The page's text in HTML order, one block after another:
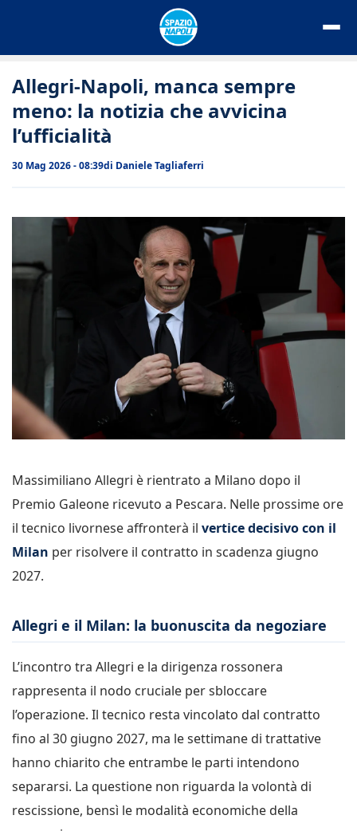
Allegri-Napoli, manca sempre
meno: la notizia che avvicina
l’ufficialità
30 Mag 2026 - 08:39di Daniele Tagliaferri
Massimiliano Allegri è rientrato a Milano dopo il
Premio Galeone ricevuto a Pescara. Nelle prossime ore
il tecnico livornese affronterà il vertice decisivo con il
Milan per risolvere il contratto in scadenza giugno
2027.
Allegri e il Milan: la buonuscita da negoziare
L’incontro tra Allegri e la dirigenza rossonera
rappresenta il nodo cruciale per sbloccare
l’operazione. Il tecnico resta vincolato dal contratto
fino al 30 giugno 2027, ma le settimane di trattative
hanno chiarito che entrambe le parti intendono
separarsi. La questione non riguarda la volontà di
rescissione, bensì le modalità economiche della